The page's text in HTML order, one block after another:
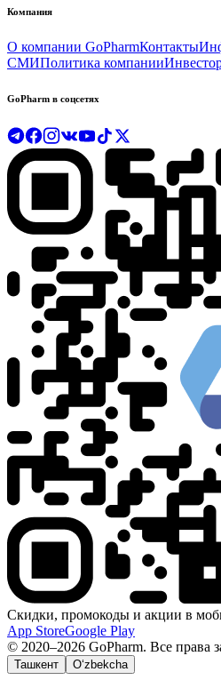
Компания
О компании GoPharmКонтакты
СМИПолитика компании
GoPharm в соцсетях
Скидки, промокоды и акции в
App StoreGoogle Play
© 2020–2026 GoPharm. Все права
Ташкент O‘zbekcha